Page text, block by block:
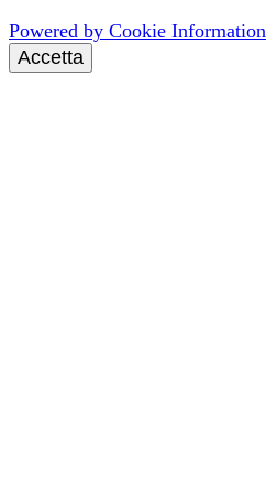
Powered by Cookie Information
Accetta